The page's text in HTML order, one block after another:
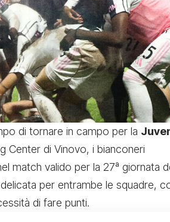
di tornare in campo per la
Center di Vinovo, i bianconeri
match valido per la 27ª giornata
per entrambe le squadre,
di fare punti.